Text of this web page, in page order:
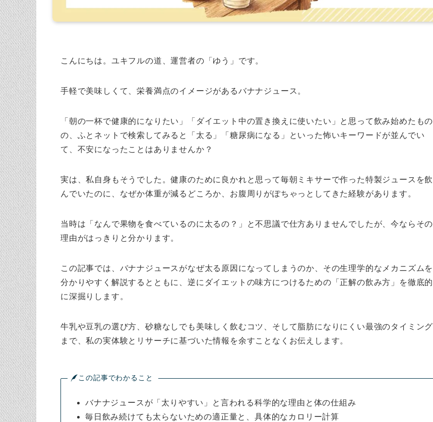
こんにちは。ユキフルの道、運営者の「ゆう」です。
手軽で美味しくて、栄養満点のイメージがあるバナナジュース。
「朝の一杯で健康的になりたい」「ダイエット中の置き換えに使いたい」と思って飲み始めたもの
の、ふとネットで検索してみると「太る」「糖尿病になる」といった怖いキーワードが並んでい
て、不安になったことはありませんか？
実は、私自身もそうでした。健康のために良かれと思って毎朝ミキサーで作った特製ジュースを飲
んでいたのに、なぜか体重が減るどころか、お腹周りがぽちゃっとしてきた経験があります。
当時は「なんで果物を食べているのに太るの？」と不思議で仕方ありませんでしたが、今ならその
理由がはっきりと分かります。
この記事では、バナナジュースがなぜ太る原因になってしまうのか、その生理学的なメカニズムを
分かりやすく解説するとともに、逆にダイエットの味方につけるための「正解の飲み方」を徹底的
に深掘りします。
牛乳や豆乳の選び方、砂糖なしでも美味しく飲むコツ、そして脂肪になりにくい最強のタイミング
まで、私の実体験とリサーチに基づいた情報を余すことなくお伝えします。
この記事でわかること
バナナジュースが「太りやすい」と言われる科学的な理由と体の仕組み
毎日飲み続けても太らないための適正量と、具体的なカロリー計算